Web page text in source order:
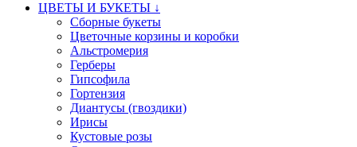
ЦВЕТЫ И БУКЕТЫ ↓
Сборные букеты
Цветочные корзины и коробки
Альстромерия
Герберы
Гипсофила
Гортензия​
Диантусы (гвоздики)
Ирисы
Кустовые розы